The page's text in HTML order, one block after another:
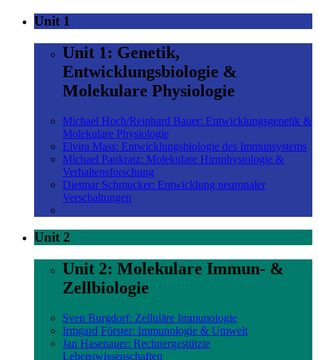
Unit 1
Unit 1: Genetik,
Entwicklungsbiologie &
Molekulare Physiologie
Michael Hoch/Reinhard Bauer: Entwicklungsgenetik &
Molekulare Physiologie
Elvira Mass: Entwicklungsbiologie des Immunsystems
Michael Pankratz: Molekulare Hirnphysiologie &
Verhaltensforschung
Dietmar Schmucker: Entwicklung neuronaler
Verschaltungen
Unit 2
Unit 2: Molekulare Immun- &
Zellbiologie
Sven Burgdorf: Zelluläre Immunologie
Irmgard Förster: Immunologie & Umwelt
Jan Hasenauer: Rechnergestützte
Lebenswissenschaften